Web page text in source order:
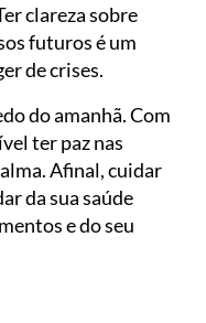
clareza sobre
futuros é um
de crises.
do amanhã. Com
ter paz nas
Afinal, cuidar
da sua saúde
e do seu